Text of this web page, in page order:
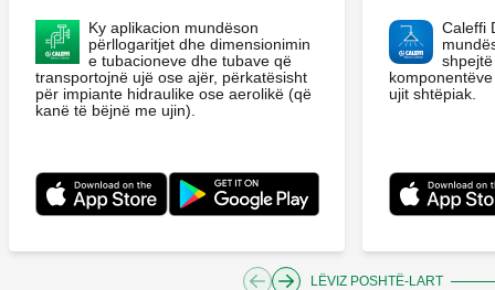
Ky aplikacion mundëson
përllogaritjet dhe dimensionimin
e tubacioneve dhe tubave që
transportojnë ujë ose ajër, përkatësisht
për impiante hidraulike ose aerolikë (që
kanë të bëjnë me ujin).
Caleffi
ujit shtëpiak.
LËVIZ POSHTË-LART